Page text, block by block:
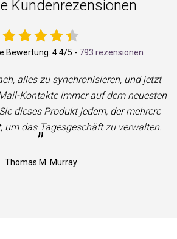
Kundenrezensionen
Bewertung: 4.4/5 - 793 rezensionen
alles zu synchronisieren, und jetzt
Kontakte immer auf dem neuesten
dieses Produkt jedem, der mehrere
um das Tagesgeschäft zu verwalten.
”
Thomas M. Murray